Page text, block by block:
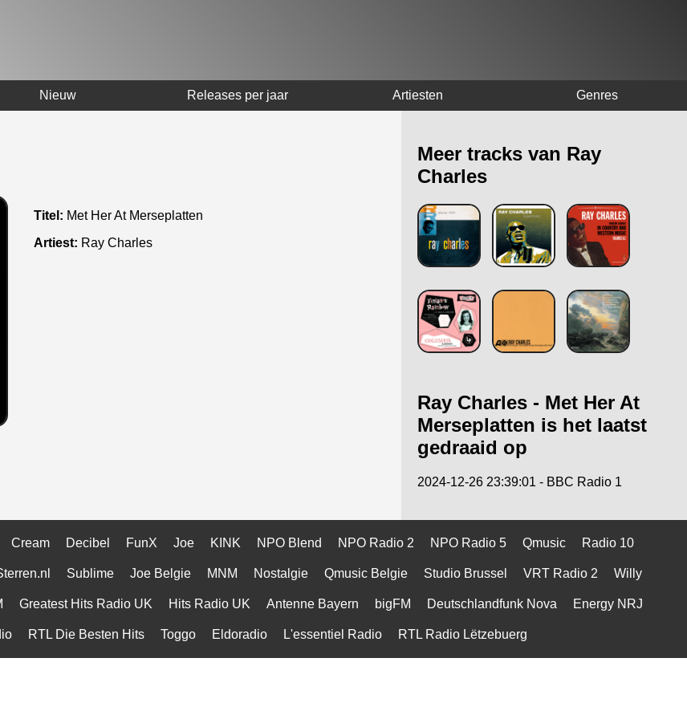
Nieuw Releases per jaar Artiesten Genres
Titel: Met Her At Merseplatten
Artiest: Ray Charles
Meer tracks van Ray
Charles
Ray Charles - Met Her At
Merseplatten is het laatst
gedraaid op
2024-12-26 23:39:01 - BBC Radio 1
Cream Decibel FunX Joe KINK NPO Blend NPO Radio 2 NPO Radio 5 Qmusic Radio 10
Sublime Joe Belgie MNM Nostalgie Qmusic Belgie Studio Brussel VRT Radio 2 Willy
Greatest Hits Radio UK Hits Radio UK Antenne Bayern bigFM Deutschlandfunk Nova Energy NRJ
RTL Die Besten Hits Toggo Eldoradio L'essentiel Radio RTL Radio Lëtzebuerg